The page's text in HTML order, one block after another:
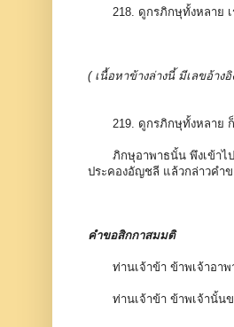
218. ดูกรภิกษุทั้งหลาย
( เนื้อหาข้างล่างนี้ มีเลขอ้าง
219. ดูกรภิกษุทั้งหลาย
ภิกษุอาพาธนั้น พึงเข้าไ
ประคองอัญชลี แล้วกล่าวคำ
คำขอสิกกาสมมติ
ท่านเจ้าข้า ข้าพเจ้าอา
ท่านเจ้าข้า ข้าพเจ้านั้น